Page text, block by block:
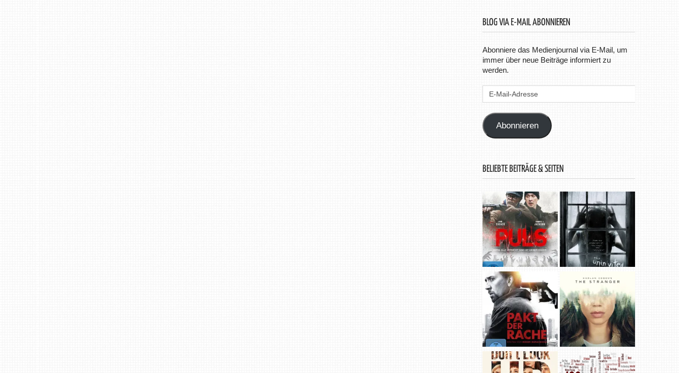
BLOG VIA E-MAIL ABONNIEREN
Abonniere das Medienjournal via E-Mail, um
immer über neue Beiträge informiert zu
werden.
E-
Abonnieren
BELIEBTE BEITRÄGE & SEITEN